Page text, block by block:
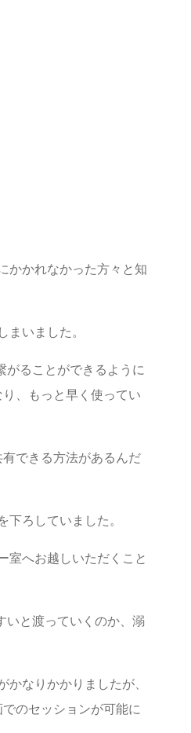
かかれなかった方々と知
いました。
がることができるように
、もっと早く使ってい
できる方法があるんだ
下ろしていました。
室へお越しいただくこと
いと渡っていくのか、溺
なりかかりましたが、
のセッションが可能に